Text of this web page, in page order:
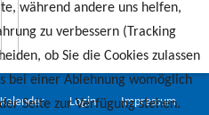
Kalender Login Impressum
während andere uns helfen,
zu verbessern (Tracking
ob Sie die Cookies zulassen
bei einer Ablehnung womöglich
Seite zur Verfügung stehen.